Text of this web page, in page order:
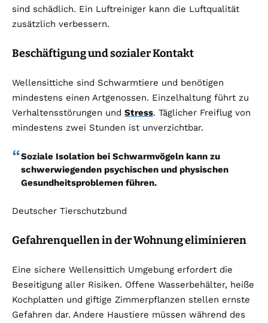
sind schädlich. Ein Luftreiniger kann die Luftqualität
zusätzlich verbessern.
Beschäftigung und sozialer Kontakt
Wellensittiche sind Schwarmtiere und benötigen
mindestens einen Artgenossen. Einzelhaltung führt zu
Verhaltensstörungen und Stress. Täglicher Freiflug von
mindestens zwei Stunden ist unverzichtbar.
Soziale Isolation bei Schwarmvögeln kann zu
schwerwiegenden psychischen und physischen
Gesundheitsproblemen führen.
Deutscher Tierschutzbund
Gefahrenquellen in der Wohnung eliminieren
Eine sichere Wellensittich Umgebung erfordert die
Beseitigung aller Risiken. Offene Wasserbehälter, heiße
Kochplatten und giftige Zimmerpflanzen stellen ernste
Gefahren dar. Andere Haustiere müssen während des